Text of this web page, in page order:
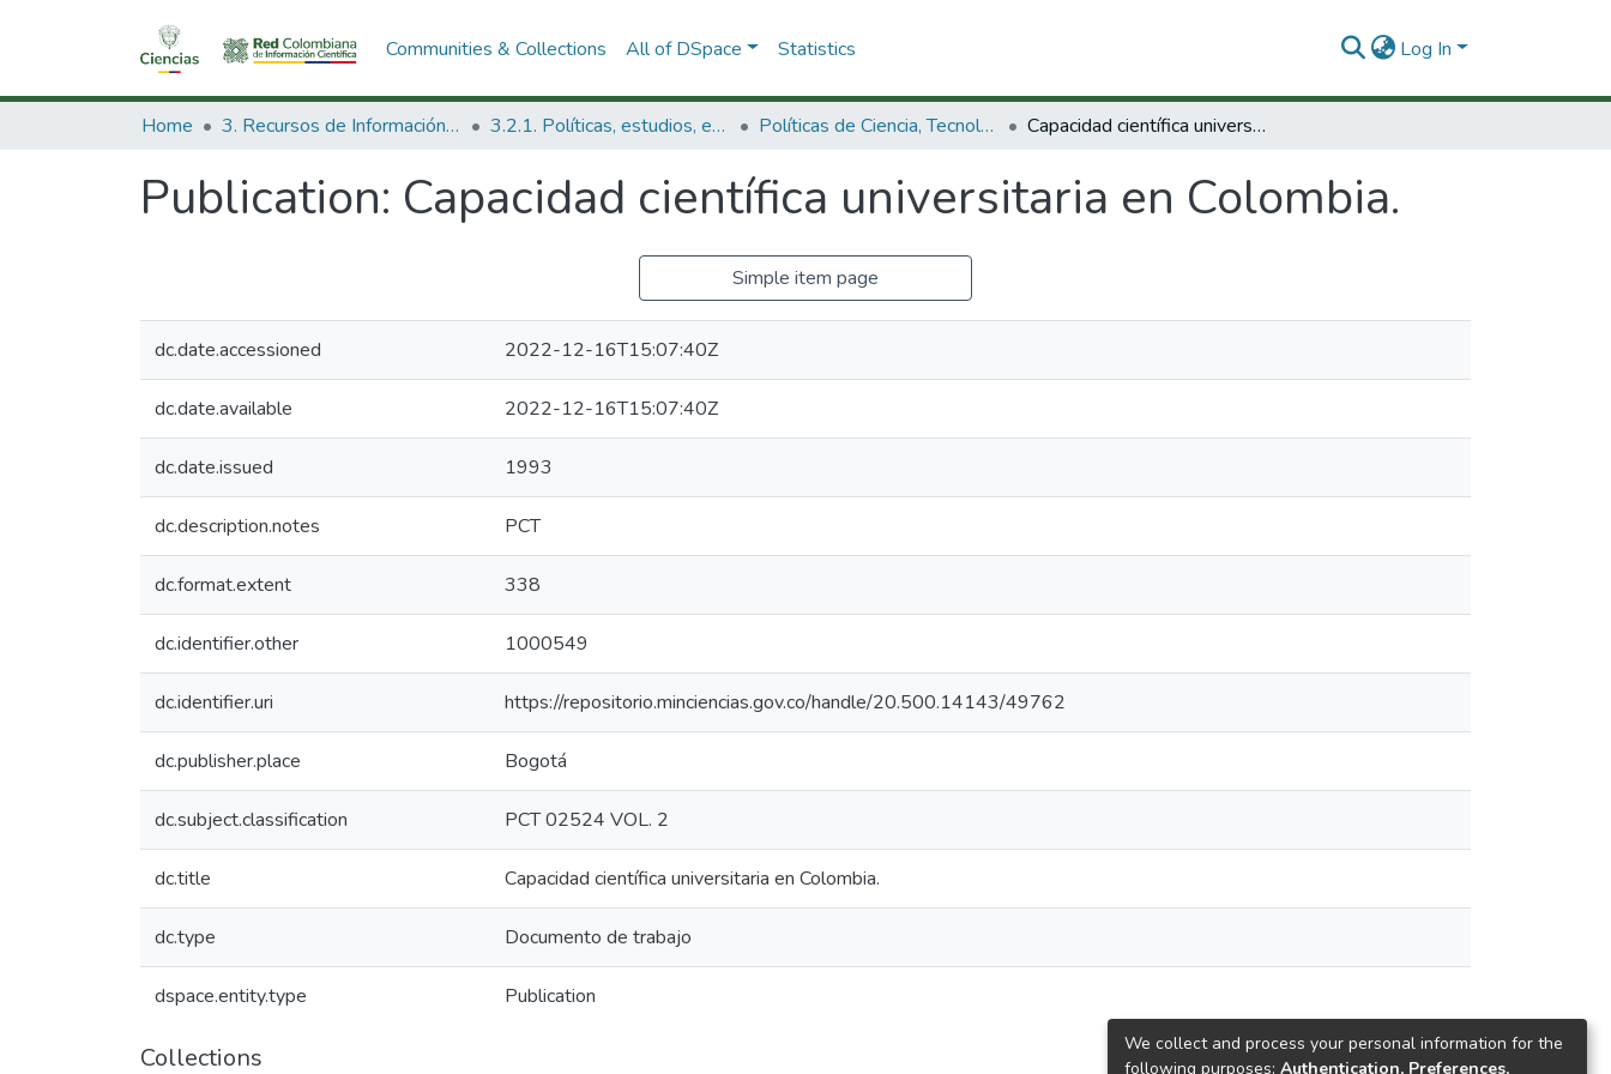
Communities & Collections All of DSpace Statistics Log In
Home 3. Recursos de Información Científica y Tecnológica 3.2.1. Políticas, estudios, evaluaciones e indicadores de CTeI Políticas de Ciencia, Tecnología e Innovación Capacidad científica universitaria en Colombia.
Publication: Capacidad científica universitaria en Colombia.
Simple item page
dc.date.accessioned 2022-12-16T15:07:40Z
dc.date.available 2022-12-16T15:07:40Z
dc.date.issued 1993
dc.description.notes PCT
dc.format.extent 338
dc.identifier.other 1000549
dc.identifier.uri https://repositorio.minciencias.gov.co/handle/20.500.14143/49762
dc.publisher.place Bogotá
dc.subject.classification PCT 02524 VOL. 2
dc.title Capacidad científica universitaria en Colombia.
dc.type Documento de trabajo
dspace.entity.type Publication
Collections
We collect and process your personal information for the
following purposes: Authentication, Preferences,